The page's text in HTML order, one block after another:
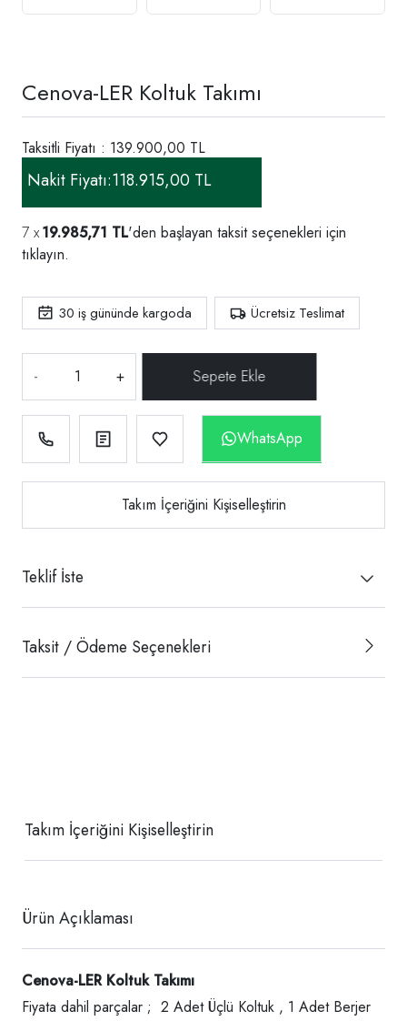
Cenova-LER Koltuk Takımı
Taksitli Fiyatı : 139.900,00 TL
Nakit Fiyatı:118.915,00 TL
19.985,71 TL'den başlayan taksit seçenekleri için
tıklayın.
30 iş gününde kargoda Ücretsiz Teslimat
- +
WhatsApp
Takım İçeriğini Kişiselleştirin
Teklif İste
Taksit / Ödeme Seçenekleri
Takım İçeriğini Kişiselleştirin
Ürün Açıklaması
Cenova-LER Koltuk Takımı
Fiyata dahil parçalar ; 2 Adet Üçlü Koltuk , 1 Adet Berjer